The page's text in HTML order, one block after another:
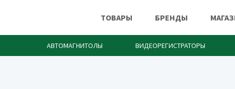
ТОВАРЫ БРЕНДЫ
АВТОМАГНИТОЛЫ ВИДЕОРЕГИСТРАТОРЫ